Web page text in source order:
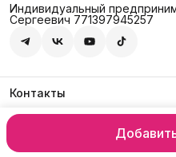
Индивидуальный
Сергеевич 771397945257
Контакты
Адрес
Телефон
© iGrape Group 2026Оплата